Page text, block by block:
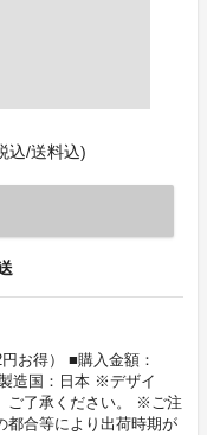
込/送料込)
お得） ■購入金額：
造国：日本 ※デザイ
ご了承ください。 ※ご注
都合等により出荷時期が